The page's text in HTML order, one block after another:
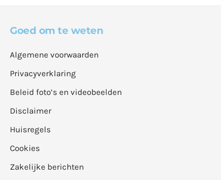
Goed om te weten
Algemene voorwaarden
Privacyverklaring
Beleid foto’s en videobeelden
Disclaimer
Huisregels
Cookies
Zakelijke berichten